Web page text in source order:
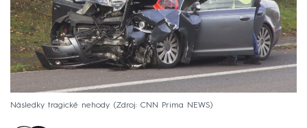
Následky tragické nehody Zdroj: CNN Prima NEWS